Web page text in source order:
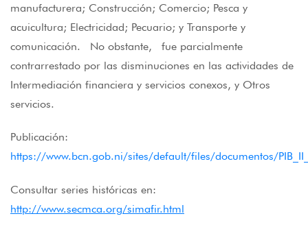
manufacturera; Construcción; Comercio; Pesca y
acuicultura; Electricidad; Pecuario; y Transporte y
comunicación. No obstante, fue parcialmente
contrarrestado por las disminuciones en las actividades de
Intermediación financiera y servicios conexos, y Otros
servicios.
Publicación:
https://www.bcn.gob.ni/sites/default/files/documentos/
Consultar series históricas en:
http://www.secmca.org/simafir.html